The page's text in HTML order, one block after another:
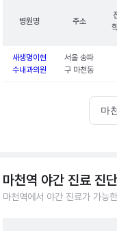
병원명 주소
새생명이현
수내과의원
서울 송파
구 마천동
마
마천역 야간 진료 진
마천역에서 야간 진료가 가능